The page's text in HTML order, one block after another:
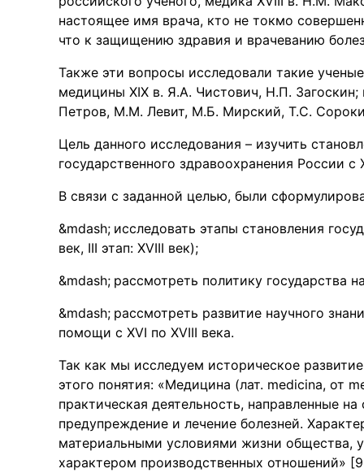
настоящее имя врача, кто не токмо
что к защищению здравия и врачеванию
Также эти вопросы исследовали такие
медицины XIX в. Я.А. Чистович, Н.П.
Петров, М.М. Левит, М.Б. Мирский, Т.С.
Цель данного исследования – изучить
государственного здравоохранения России с
В связи с заданной целью, были
исследовать этапы становления
век, III этап: XVIII век);
рассмотреть политику государства
рассмотреть развитие научного
помощи с XVI по XVIII века.
Так как мы исследуем историческое
этого понятия: «Медицина (лат. medicina, от
практическая деятельность, направленные
предупреждение и лечение болезней.
материальными условиями жизни общества,
характером производственных отношений»